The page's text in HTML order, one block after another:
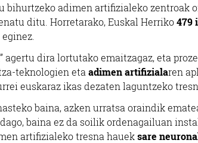
bihurtzeko adimen artifizialeko zentroak
ditu. Horretarako, Euskal Herriko479
agertu dira lortutako emaitzagaz, eta
teknologien eta adimen artifizialaren
euskaraz ikas dezaten laguntzeko
baina, azken urratsa oraindik
baina ez da soilik ordenagailuan
artifizialeko tresna haueksare